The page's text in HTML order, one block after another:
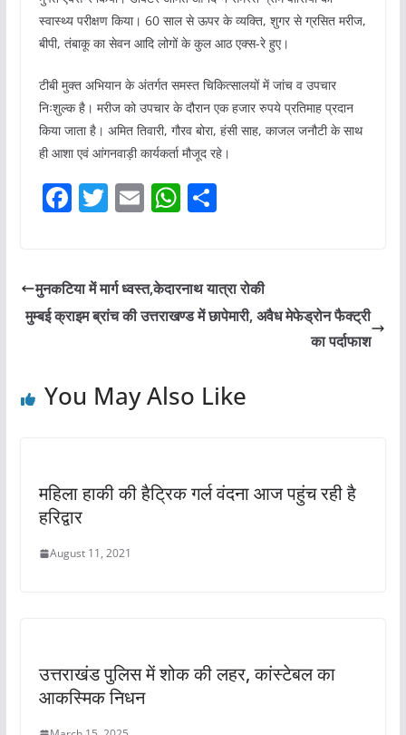
स्वास्थ्य परीक्षण किया। 60 साल से ऊपर के व्यक्ति, शुगर से ग्रसित मरीज,
बीपी, तंबाकू का सेवन आदि लोगों के कुल आठ एक्स-रे हुए।
टीबी मुक्त अभियान के अंतर्गत समस्त चिकित्सालयों में जांच व उपचार
निःशुल्क है। मरीज को उपचार के दौरान एक हजार रुपये प्रतिमाह प्रदान
किया जाता है। अमित तिवारी, गौरव बोरा, हंसी साह, काजल जनौटी के साथ
ही आशा एवं आंगनवाड़ी कार्यकर्ता मौजूद रहे।
F
e
b
k
T
er
E
l
W
s
A
S
e
मुनकटिया में मार्ग ध्वस्त,केदारनाथ यात्रा रोकी
मुम्बई क्राइम ब्रांच की उत्तराखण्ड में छापेमारी, अवैध मेफेड्रोन फैक्ट्री
का पर्दाफाश
You May Also Like
महिला हाकी की हैट्रिक गर्ल वंदना आज पहुंच रही है
हरिद्वार
August 11, 2021
उत्तराखंड पुलिस में शोक की लहर, कांस्टेबल का
आकस्मिक निधन